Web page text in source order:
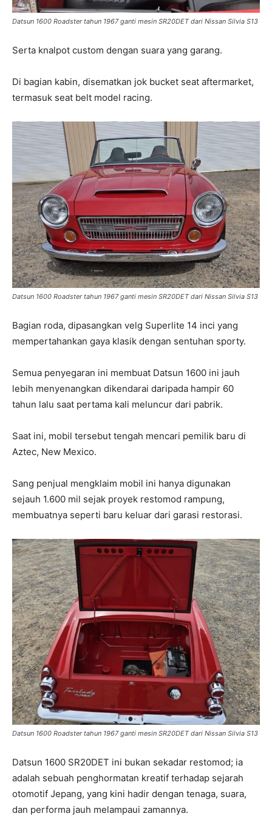
Datsun 1600 Roadster tahun 1967 ganti mesin SR20DET dari Nissan Silvia S13
Serta knalpot custom dengan suara yang garang.
Di bagian kabin, disematkan jok bucket seat aftermarket,
termasuk seat belt model racing.
Datsun 1600 Roadster tahun 1967 ganti mesin SR20DET dari Nissan Silvia S13
Bagian roda, dipasangkan velg Superlite 14 inci yang
mempertahankan gaya klasik dengan sentuhan sporty.
Semua penyegaran ini membuat Datsun 1600 ini jauh
lebih menyenangkan dikendarai daripada hampir 60
tahun lalu saat pertama kali meluncur dari pabrik.
Saat ini, mobil tersebut tengah mencari pemilik baru di
Aztec, New Mexico.
Sang penjual mengklaim mobil ini hanya digunakan
sejauh 1.600 mil sejak proyek restomod rampung,
membuatnya seperti baru keluar dari garasi restorasi.
Datsun 1600 Roadster tahun 1967 ganti mesin SR20DET dari Nissan Silvia S13
Datsun 1600 SR20DET ini bukan sekadar restomod; ia
adalah sebuah penghormatan kreatif terhadap sejarah
otomotif Jepang, yang kini hadir dengan tenaga, suara,
dan performa jauh melampaui zamannya.